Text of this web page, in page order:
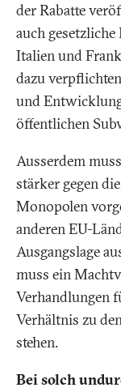
der Rabatte
auch
Italien und
dazu
und
öffentlichen
Ausserdem
stärker gegen
Monopolen
anderen EU-
Ausgangslage
muss ein
Verhandlungen
Verhältnis zu
stehen.
Bei solch